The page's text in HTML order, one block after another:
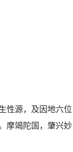
性源，及因地六位
摩竭陀国，肇兴妙